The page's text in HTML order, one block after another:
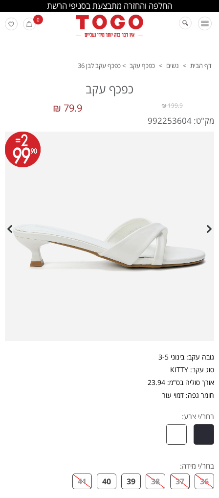
החלפה והחזרה מתבצעת בסניפי הרשת
0
דף הבית > נשים > כפכף עקב >כפכף עקב לבן 36
כפכף עקב
79.9 ₪ 199.9 ₪
מק"ט: 992253604
גובה עקב: בינוני 3-5
סוג עקב: KITTY
אורך סוליה בס"מ: 23.94
חומר גפה: דמוי עור
בחר/י צבע:
בחר/י מידה:
36
37
38
39
40
41